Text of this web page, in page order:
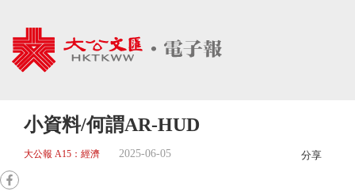
小資料/何謂AR-HUD
大公報 A15：經濟 2025-06-05 分享